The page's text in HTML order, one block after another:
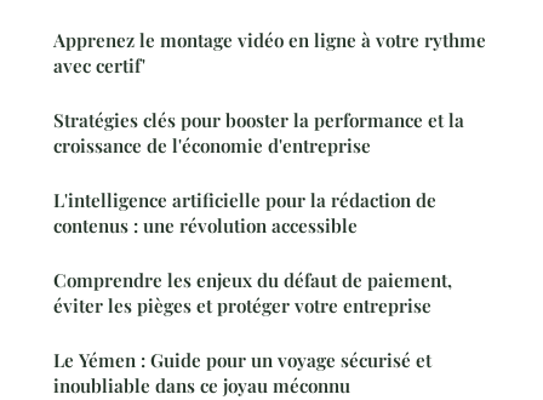
Apprenez le montage vidéo en ligne à votre rythme
avec certif'
Stratégies clés pour booster la performance et la
croissance de l'économie d'entreprise
L'intelligence artificielle pour la rédaction de
contenus : une révolution accessible
Comprendre les enjeux du défaut de paiement,
éviter les pièges et protéger votre entreprise
Le Yémen : Guide pour un voyage sécurisé et
inoubliable dans ce joyau méconnu